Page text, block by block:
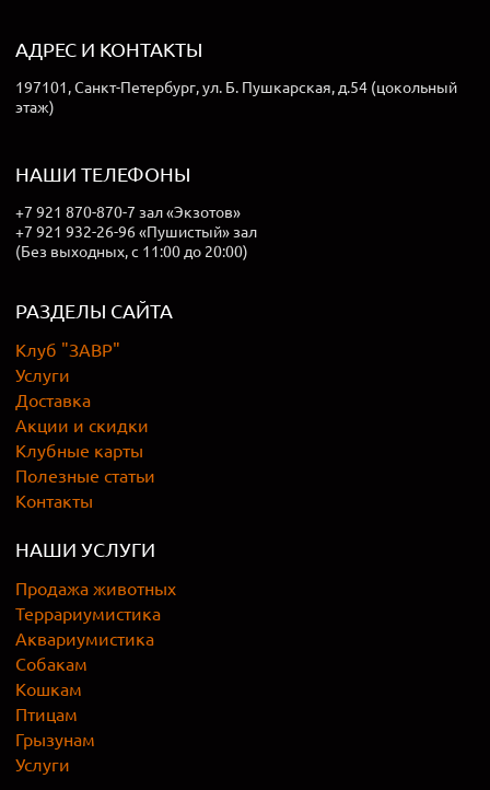
АДРЕС И КОНТАКТЫ
197101, Санкт-Петербург, ул. Б. Пушкарская, д.54 (цокольный
этаж)
НАШИ ТЕЛЕФОНЫ
+7 921 870-870-7 зал «Экзотов»
+7 921 932-26-96 «Пушистый» зал
(Без выходных, с 11:00 до 20:00)
РАЗДЕЛЫ САЙТА
Клуб "ЗАВР"
Услуги
Доставка
Акции и скидки
Клубные карты
Полезные статьи
Контакты
НАШИ УСЛУГИ
Продажа животных
Террариумистика
Аквариумистика
Собакам
Кошкам
Птицам
Грызунам
Услуги